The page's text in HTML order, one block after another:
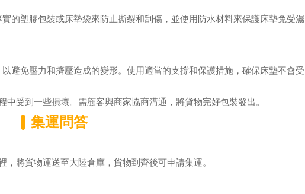
的塑膠包裝或床墊袋來防止撕裂和刮傷，並使用防水材料來保護床墊免受濕
避免壓力和擠壓造成的變形。使用適當的支撐和保護措施，確保床墊不會受
受到一些損壞。需顧客與商家協商溝通，將貨物完好包裝發出。
集運問答
將貨物運送至大陸倉庫，貨物到齊後可申請集運。